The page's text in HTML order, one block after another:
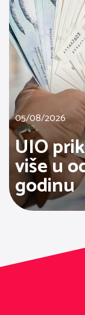
05/08/2026
UIO
više u
godinu